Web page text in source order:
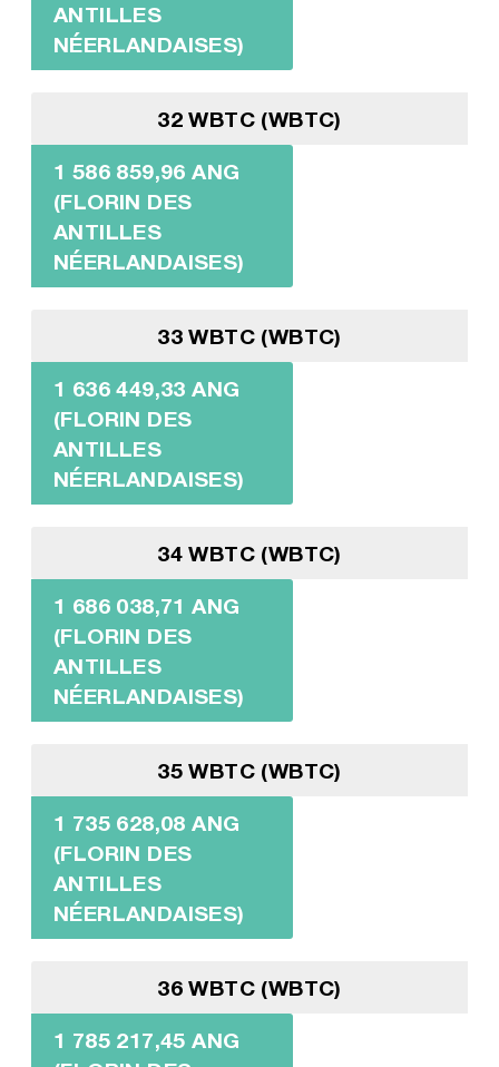
ANTILLES
NÉERLANDAISES)
32 WBTC (WBTC)
1 586 859,96 ANG
(FLORIN DES
ANTILLES
NÉERLANDAISES)
33 WBTC (WBTC)
1 636 449,33 ANG
(FLORIN DES
ANTILLES
NÉERLANDAISES)
34 WBTC (WBTC)
1 686 038,71 ANG
(FLORIN DES
ANTILLES
NÉERLANDAISES)
35 WBTC (WBTC)
1 735 628,08 ANG
(FLORIN DES
ANTILLES
NÉERLANDAISES)
36 WBTC (WBTC)
1 785 217,45 ANG